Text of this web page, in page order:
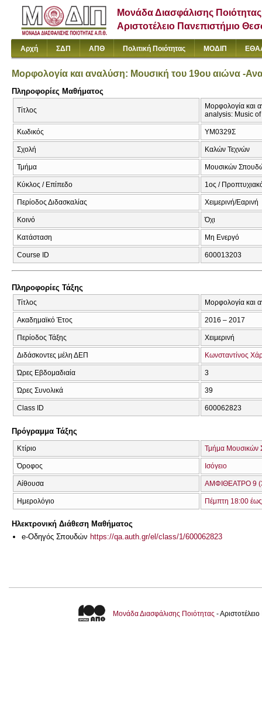
Μονάδα Διασφάλισης Ποιότητας
Αριστοτέλειο Πανεπιστήμιο
Αρχή ΣΔΠ ΑΠΘ Πολιτική Ποιότητας ΜΟΔΙΠ
Μορφολογία και αναλύση: Μουσική του 19ου αιώνα -
Πληροφορίες Μαθήματος
Τίτλος
Μορφολογία και
analysis: Music
Κωδικός ΥΜ0329Σ
Σχολή Καλών Τεχνών
Τμήμα Μουσικών
Κύκλος / Επίπεδο 1ος /
Περίοδος Διδασκαλίας Χειμερινή/Εαρινή
Κοινό Όχι
Κατάσταση Μη Ενεργό
Course ID 600013203
Πληροφορίες Τάξης
Τίτλος Μορφολογία και
Ακαδημαϊκό Έτος 2016 – 2017
Περίοδος Τάξης Χειμερινή
Διδάσκοντες μέλη ΔΕΠ Κωνσταντίνος
Ώρες Εβδομαδιαία 3
Ώρες Συνολικά 39
Class ID 600062823
Πρόγραμμα Τάξης
Κτίριο Τμήμα Μουσικών
Όροφος Ισόγειο
Αίθουσα ΑΜΦΙΘΕΑΤΡΟ 9
Ημερολόγιο Πέμπτη 18:00
Ηλεκτρονική Διάθεση Μαθήματος
e-Οδηγός Σπουδών https://qa.auth.gr/el/class/1/600062823
Μονάδα Διασφάλισης Ποιότητας -